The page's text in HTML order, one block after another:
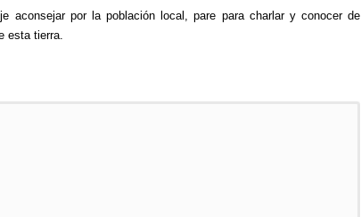
aconsejar por la población local, pare para charlar y conocer de
esta tierra.